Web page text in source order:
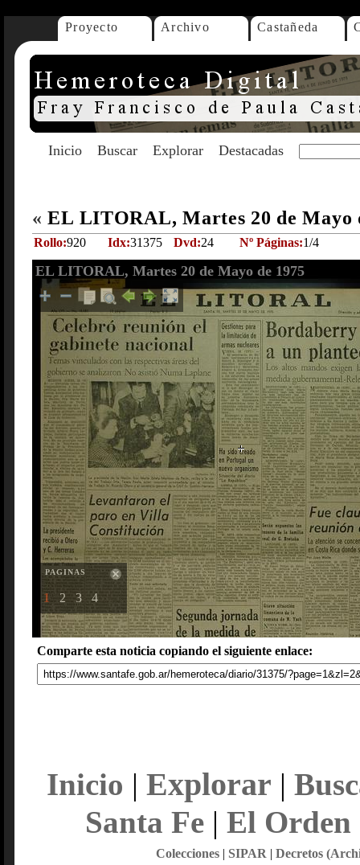
Proyecto Archivo Castañeda
Inicio Buscar Explorar Destacadas
« EL LITORAL, Martes 20 de Mayo
Rollo:920 Idx:31375 Dvd:24 Nº Páginas:1/4
EL LITORAL, Martes 20 de Mayo de 1975
PAGINAS
1 2 3 4
Comparte esta noticia copiando el siguiente enlace:
Inicio | Explorar |
Santa Fe| El Orden
Colecciones| SIPAR | Decretos